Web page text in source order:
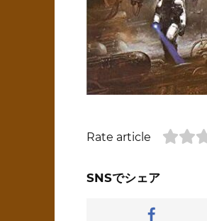
Rate article
SNSでシェア